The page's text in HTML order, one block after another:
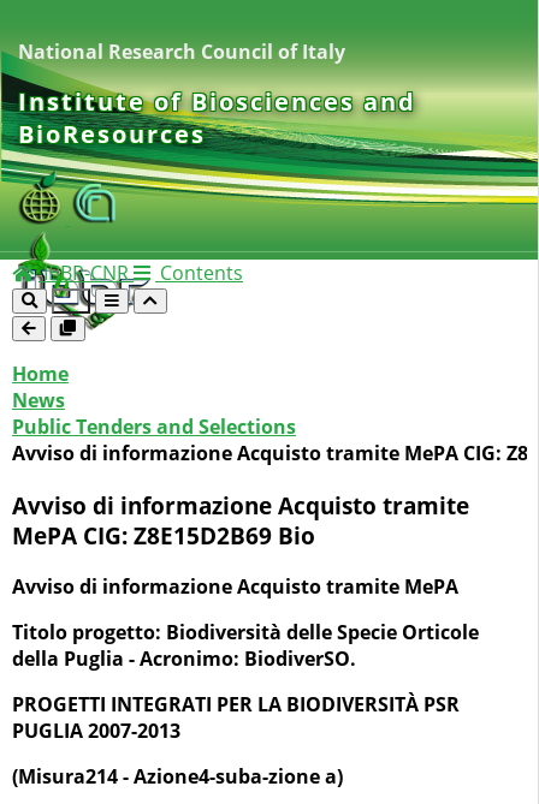
National Research Council of Italy
Institute of Biosciences and
BioResources
IBBR-CNR Contents
Home
News
Public Tenders and Selections
Avviso di informazione Acquisto tramite MePA CIG:
Avviso di informazione Acquisto tramite
MePA CIG: Z8E15D2B69 Bio
Avviso di informazione Acquisto tramite MePA
Titolo progetto: Biodiversità delle Specie Orticole
della Puglia - Acronimo: BiodiverSO.
PROGETTI INTEGRATI PER LA BIODIVERSITÀ PSR
PUGLIA 2007-2013
(Misura214 - Azione4-suba-zione a)